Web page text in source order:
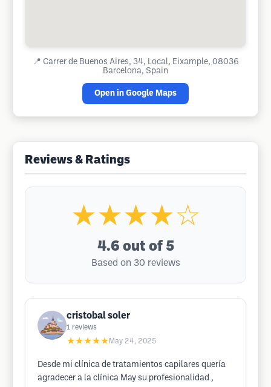
📍 Carrer de Buenos Aires, 34, Local, Eixample, 08036
Barcelona, Spain
Open in Google Maps
Reviews & Ratings
★★★★☆
4.6 out of 5
Based on 30 reviews
cristobal soler
1 reviews
★★★★★ May 24, 2025
Desde mi clínica de tratamientos capilares quería
agradecer a la clínica May su profesionalidad ,